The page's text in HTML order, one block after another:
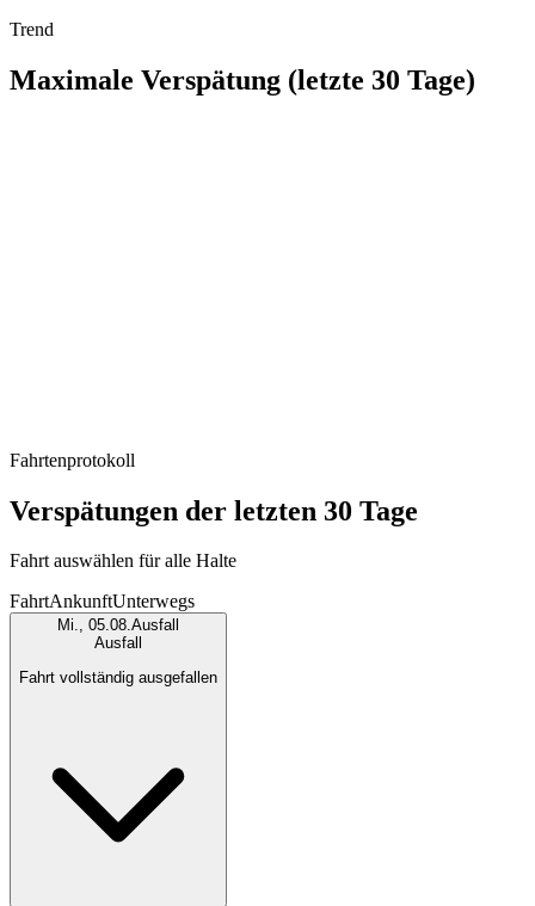
Trend
Maximale Verspätung (letzte 30 Tage)
Fahrtenprotokoll
Verspätungen der letzten 30 Tage
Fahrt auswählen für alle Halte
FahrtAnkunftUnterwegs
Mi., 05.08.Ausfall
Ausfall
Fahrt vollständig ausgefallen